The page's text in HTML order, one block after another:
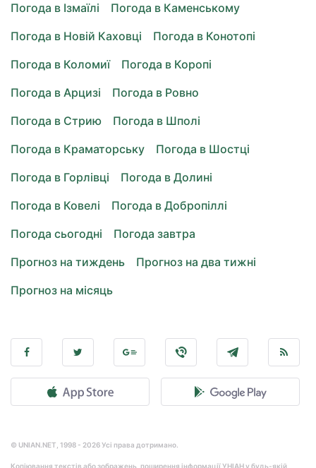
Погода в Ізмаїлі
Погода в Каменському
Погода в Новій Каховці
Погода в Конотопі
Погода в Коломиї
Погода в Коропі
Погода в Арцизі
Погода в Ровно
Погода в Стрию
Погода в Шполі
Погода в Краматорську
Погода в Шостці
Погода в Горлівці
Погода в Долині
Погода в Ковелі
Погода в Добропіллі
Погода сьогодні
Погода завтра
Прогноз на тиждень
Прогноз на два тижні
Прогноз на місяць
© UNIAN.NET, 1998 - 2026 Усі права дотримано.
Копіювання текстів або зображень, поширення інформації УНІАН у будь-якій